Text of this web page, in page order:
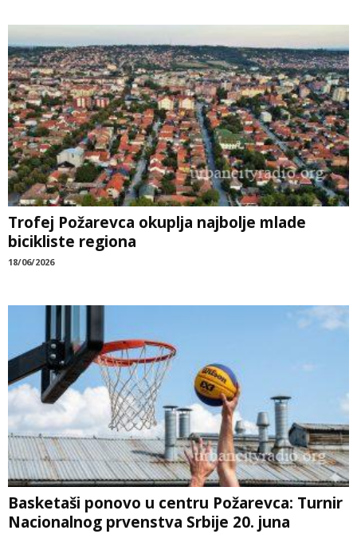
Trofej Požarevca okuplja najbolje mlade
bicikliste regiona
18/06/2026
Basketaši ponovo u centru Požarevca: Turnir
Nacionalnog prvenstva Srbije 20. juna